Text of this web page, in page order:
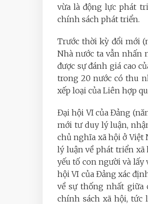
vừa là động lực phát
chính sách phát triển.
Trước thời kỳ đổi mới
Nhà nước ta vẫn nhấn
được sự đánh giá cao
trong 20 nước có thu
xếp loại của Liên hợp
Đại hội VI của Đảng
mới tư duy lý luận,
chủ nghĩa xã hội ở Việt
lý luận về phát triển xã
yếu tố con người và
hội VI của Đảng xác
về sự thống nhất giữa
chính sách xã hội, tức